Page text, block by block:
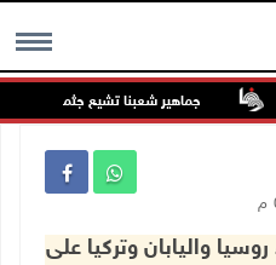
MENU
جماهير شعبنا تشيع جثمان الشهيد
واليابان وتركيا على